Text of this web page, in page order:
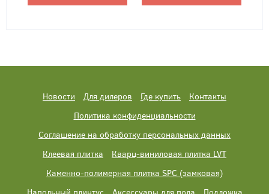
Новости Для дилеров Где купить
Контакты
Политика конфиденциальности
Соглашение на обработку персональных данных
Клеевая плитка
Кварц-виниловая плитка LVT
Каменно-полимерная плитка SPC (замковая)